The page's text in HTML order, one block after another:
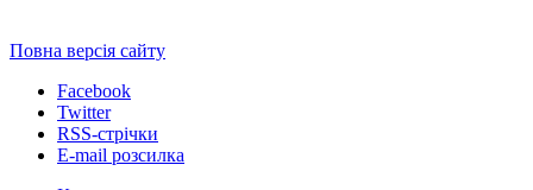
Повна версія сайту
Facebook
Twitter
RSS-стрічки
E-mail розсилка